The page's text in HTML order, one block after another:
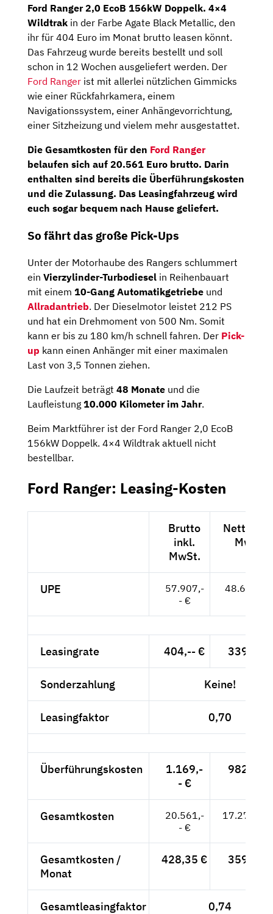
Ford Ranger 2,0 EcoB 156kW Doppelk. 4×4
Wildtrak in der Farbe Agate Black Metallic, den
ihr für 404 Euro im Monat brutto leasen könnt.
Das Fahrzeug wurde bereits bestellt und soll
schon in 12 Wochen ausgeliefert werden. Der
Ford Ranger ist mit allerlei nützlichen Gimmicks
wie einer Rückfahrkamera, einem
Navigationssystem, einer Anhängevorrichtung,
einer Sitzheizung und vielem mehr ausgestattet.
Die Gesamtkosten für den Ford Ranger
belaufen sich auf 20.561 Euro brutto. Darin
enthalten sind bereits die Überführungskosten
und die Zulassung. Das Leasingfahrzeug wird
euch sogar bequem nach Hause geliefert.
So fährt das große Pick-Ups
Unter der Motorhaube des Rangers schlummert
ein Vierzylinder-Turbodiesel in Reihenbauart
mit einem 10-Gang Automatikgetriebe und
Allradantrieb. Der Dieselmotor leistet 212 PS
und hat ein Drehmoment von 500 Nm. Somit
kann er bis zu 180 km/h schnell fahren. Der Pick-
up kann einen Anhänger mit einer maximalen
Last von 3,5 Tonnen ziehen.
Die Laufzeit beträgt 48 Monate und die
Laufleistung 10.000 Kilometer im Jahr.
Beim Marktführer ist der Ford Ranger 2,0 EcoB
156kW Doppelk. 4×4 Wildtrak aktuell nicht
bestellbar.
Ford Ranger: Leasing-Kosten
Brutto
inkl.
MwSt.
Netto
MwSt.
UPE
57.907,-
- €
48.661,--
Leasingrate 404,-- € 339,50 €
Sonderzahlung Keine!
Leasingfaktor 0,70
Überführungskosten
1.169,-
- €
982,35 €
Gesamtkosten
20.561,-
- €
17.278,15
Gesamtkosten /
Monat
428,35 € 359,96 €
Gesamtleasingfaktor 0,74